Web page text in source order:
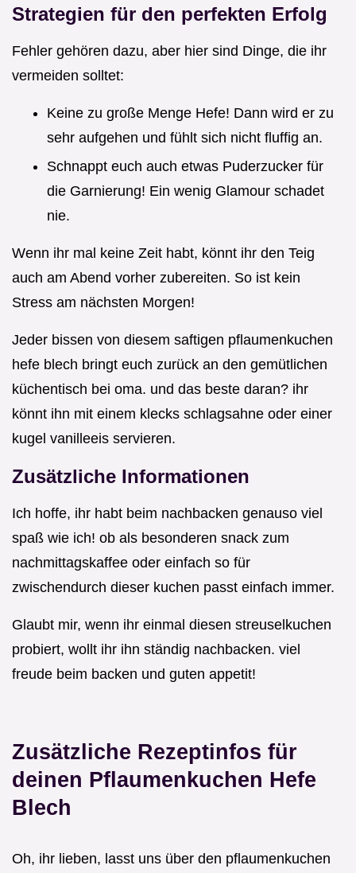
Strategien für den perfekten Erfolg
Fehler gehören dazu, aber hier sind Dinge, die ihr
vermeiden solltet:
Keine zu große Menge Hefe! Dann wird er zu
sehr aufgehen und fühlt sich nicht fluffig an.
Schnappt euch auch etwas Puderzucker für
die Garnierung! Ein wenig Glamour schadet
nie.
Wenn ihr mal keine Zeit habt, könnt ihr den Teig
auch am Abend vorher zubereiten. So ist kein
Stress am nächsten Morgen!
Jeder bissen von diesem saftigen pflaumenkuchen
hefe blech bringt euch zurück an den gemütlichen
küchentisch bei oma. und das beste daran? ihr
könnt ihn mit einem klecks schlagsahne oder einer
kugel vanilleeis servieren.
Zusätzliche Informationen
Ich hoffe, ihr habt beim nachbacken genauso viel
spaß wie ich! ob als besonderen snack zum
nachmittagskaffee oder einfach so für
zwischendurch dieser kuchen passt einfach immer.
Glaubt mir, wenn ihr einmal diesen streuselkuchen
probiert, wollt ihr ihn ständig nachbacken. viel
freude beim backen und guten appetit!
Zusätzliche Rezeptinfos für
deinen Pflaumenkuchen Hefe
Blech
Oh, ihr lieben, lasst uns über den pflaumenkuchen